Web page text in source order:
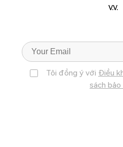
v.v.
Tôi đồng ý với Điều
sách